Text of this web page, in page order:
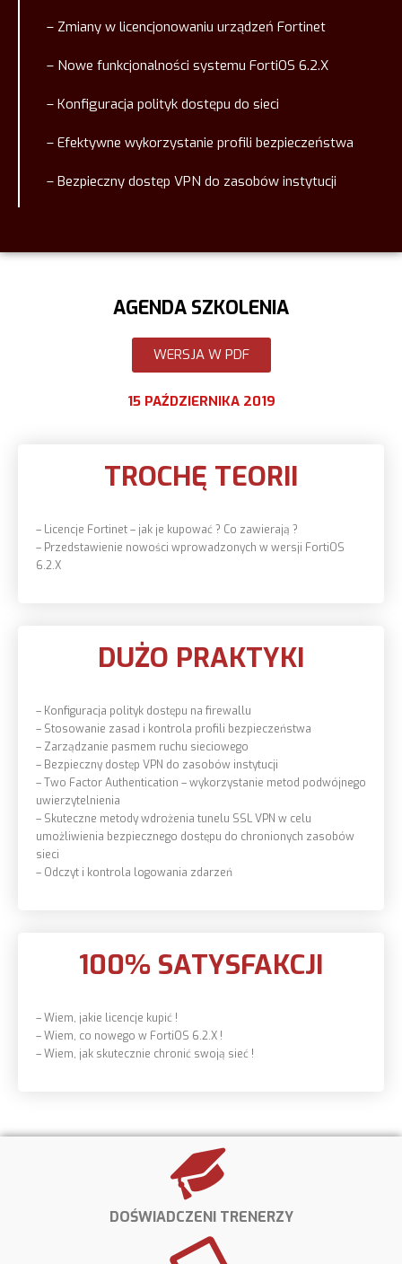
– Zmiany w licencjonowaniu urządzeń Fortinet
– Nowe funkcjonalności systemu FortiOS 6.2.X
– Konfiguracja polityk dostępu do sieci
– Efektywne wykorzystanie profili bezpieczeństwa
– Bezpieczny dostęp VPN do zasobów instytucji
AGENDA SZKOLENIA
WERSJA W PDF
15 PAŹDZIERNIKA 2019
TROCHĘ TEORII
– Licencje Fortinet – jak je kupować ? Co zawierają ?
– Przedstawienie nowości wprowadzonych w wersji FortiOS
6.2.X
DUŻO PRAKTYKI
– Konfiguracja polityk dostępu na firewallu
– Stosowanie zasad i kontrola profili bezpieczeństwa
– Zarządzanie pasmem ruchu sieciowego
– Bezpieczny dostęp VPN do zasobów instytucji
– Two Factor Authentication – wykorzystanie metod podwójnego
uwierzytelnienia
– Skuteczne metody wdrożenia tunelu SSL VPN w celu
umożliwienia bezpiecznego dostępu do chronionych zasobów
sieci
– Odczyt i kontrola logowania zdarzeń
100% SATYSFAKCJI
– Wiem, jakie licencje kupić !
– Wiem, co nowego w FortiOS 6.2.X !
– Wiem, jak skutecznie chronić swoją sieć !
DOŚWIADCZENI TRENERZY